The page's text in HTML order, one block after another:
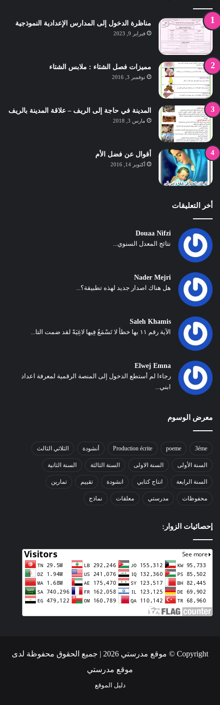
مناظرة الدخول إلى المدارس الإعدادية النموذجية
فبراير 9, 2023
مميزات فصل الشتاء : ملابس الشتاء
نوفمبر 3, 2016
المدينة في حاجة إلى الريف – علاقة المدينة بالريف
مارس 3, 2018
أقوال عن فضل الأم
أكتوبر 14, 2016
أخر التعليقات
Douaa Nifzi
نتائج المعدل السنوي...
Nader Mejri
هل هناك اصدار جديد لهذه تطبيقة؟...
Saleh Khamis
الآية رقم ١١ بها خطأ لا تَسْمَعُ فِيها لاغِيَةً لقد ضمت التا...
Elwej Emna
رجاءا لم أستطع الدخول إلى المنصة الرقمية لمعرفة اعداد
ابني...
معرض الوسوم
3éme
poeme
Production écrite أنشودة الثلاثي الثالث
السنة الأولى السنة الاولى السنة الثالثة السنة الثانية
السنة الرابعة انتاج كتابي انشودة تقييم تمارين
محفوظات مدرستي معلقات نماذج
إحصائيات الزوار:
Copyright © موقع مدرستي 2026 | جميع الحقوق محفوظة لدى
موقع مدرستي
دليل الموقع